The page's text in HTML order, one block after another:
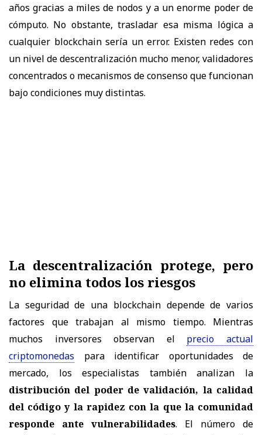
años gracias a miles de nodos y a un enorme poder de
cómputo. No obstante, trasladar esa misma lógica a
cualquier blockchain sería un error. Existen redes con
un nivel de descentralización mucho menor, validadores
concentrados o mecanismos de consenso que funcionan
bajo condiciones muy distintas.
La descentralización protege, pero
no elimina todos los riesgos
La seguridad de una blockchain depende de varios
factores que trabajan al mismo tiempo. Mientras
muchos inversores observan el precio actual
criptomonedas para identificar oportunidades de
mercado, los especialistas también analizan la
distribución del poder de validación, la calidad
del código y la rapidez con la que la comunidad
responde ante vulnerabilidades. El número de